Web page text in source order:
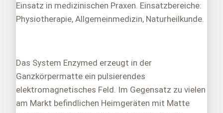
Einsatz in medizinischen Praxen. Einsatzbereiche:
Physiotherapie, Allgemeinmedizin, Naturheilkunde.
Das System Enzymed erzeugt in der
Ganzkörpermatte ein pulsierendes
elektromagnetisches Feld. Im Gegensatz zu vielen
am Markt befindlichen Heimgeräten mit Matte